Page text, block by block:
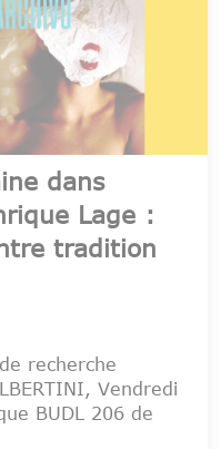
dans
Lage :
tradition
recherche
Vendredi
BUDL 206 de